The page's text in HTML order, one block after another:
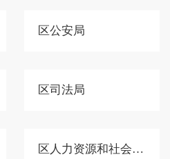
区公安局
区司法局
区人力资源和社会保障局